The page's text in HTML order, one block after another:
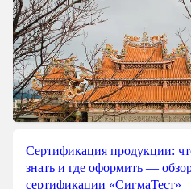
Сертификация продукции:
знать и где оформить —
сертификации «СигмаТест»